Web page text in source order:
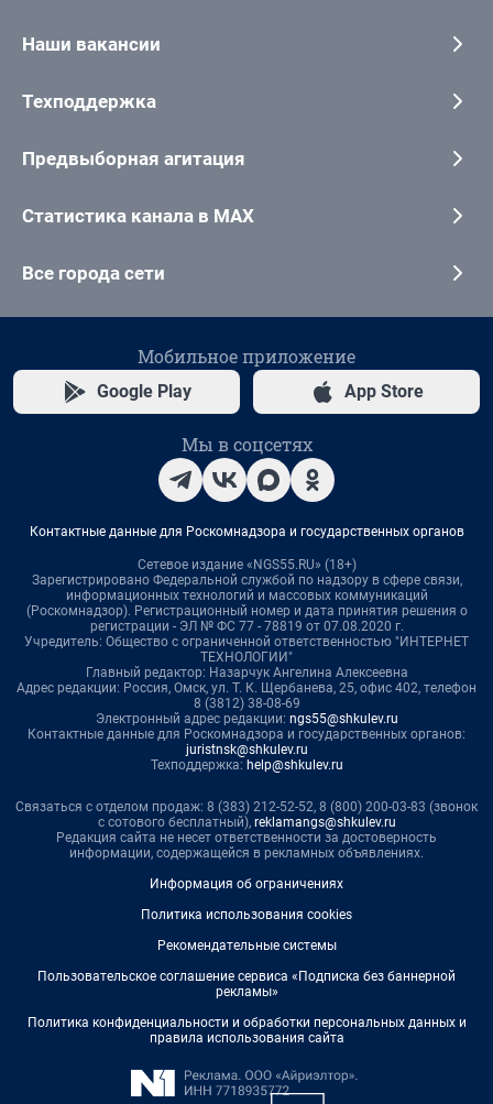
Наши вакансии
Техподдержка
Предвыборная агитация
Статистика канала в MAX
Все города сети
Мобильное приложение
Google Play App Store
Мы в соцсетях
Контактные данные для Роскомнадзора и государственных органов
Сетевое издание «NGS55.RU» (18+)
Зарегистрировано Федеральной службой по надзору в сфере связи,
информационных технологий и массовых коммуникаций
(Роскомнадзор). Регистрационный номер и дата принятия решения о
регистрации - ЭЛ № ФС 77 - 78819 от 07.08.2020 г.
Учредитель: Общество с ограниченной ответственностью "ИНТЕРНЕТ
ТЕХНОЛОГИИ"
Главный редактор: Назарчук Ангелина Алексеевна
Адрес редакции: Россия, Омск, ул. Т. К. Щербанева, 25, офис 402, телефон
8 (3812) 38-08-69
Электронный адрес редакции: ngs55@shkulev.ru
Контактные данные для Роскомнадзора и государственных органов:
juristnsk@shkulev.ru
Техподдержка: help@shkulev.ru
Связаться с отделом продаж: 8 (383) 212-52-52, 8 (800) 200-03-83 (звонок
с сотового бесплатный), reklamangs@shkulev.ru
Редакция сайта не несет ответственности за достоверность
информации, содержащейся в рекламных объявлениях.
Информация об ограничениях
Политика использования cookies
Рекомендательные системы
Пользовательское соглашение сервиса «Подписка без баннерной
рекламы»
Политика конфиденциальности и обработки персональных данных и
правила использования сайта